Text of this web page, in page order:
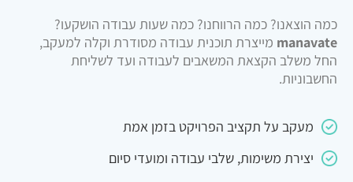
כמה הוצאנו? כמה הרווחנו? כמה שעות עבודה הושקעו?
manavate מייצרת תוכנית עבודה מסודרת וקלה למעקב,
החל משלב הקצאת המשאבים לעבודה ועד לשליחת
החשבוניות.
מעקב על תקציב הפרויקט בזמן אמת
יצירת משימות, שלבי עבודה ומועדי סיום